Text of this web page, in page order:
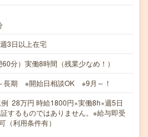
3日以上在宅
分）実働8時間（残業少なめ！）
長期 ※開始日相談OK ※9月～！
28万円 時給1800円×実働8h×週5日
するものではありません。※給与即受
（利用条件有）